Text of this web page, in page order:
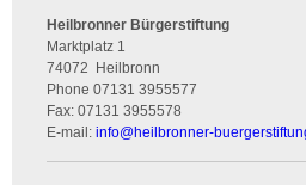
Heilbronner Bürgerstiftung
Marktplatz 1
74072
Heilbronn
Phone 07131 3955577
Fax: 07131 3955578
E-mail: info@heilbronner-